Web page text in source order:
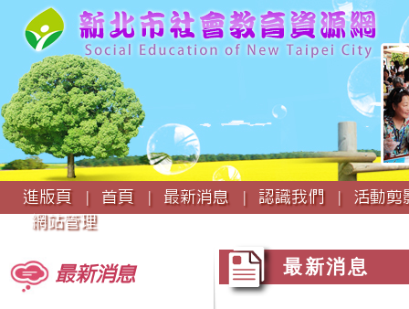
:::
進版頁 |
首頁 | 最新消息 | 認識我們 |
活動
網站管理
最新消息 最新消息